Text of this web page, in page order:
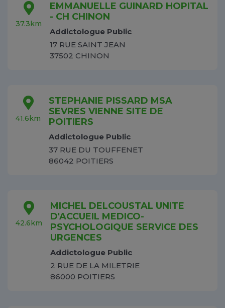
37.3km
EMMANUELLE GUINARD HOPITAL
- CH CHINON
Addictologue Public
17 RUE SAINT JEAN
37502 CHINON
41.6km
STEPHANIE PISSARD MSA
SEVRES VIENNE SITE DE
POITIERS
Addictologue Public
37 RUE DU TOUFFENET
86042 POITIERS
42.6km
MICHEL DELCOUSTAL UNITE
D'ACCUEIL MEDICO-
PSYCHOLOGIQUE SERVICE DES
URGENCES
Addictologue Public
2 RUE DE LA MILETRIE
86000 POITIERS